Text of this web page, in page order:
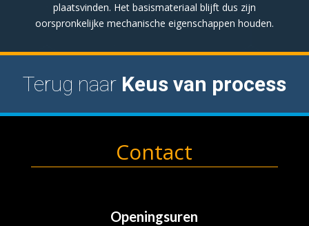
plaatsvinden. Het basismateriaal blijft dus zijn
oorspronkelijke mechanische eigenschappen houden.
Terug naar Keus van process
Contact
Openingsuren